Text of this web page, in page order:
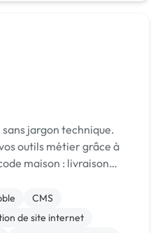
jargon technique.
outils métier grâce à
maison : livraison
CMS
de site internet